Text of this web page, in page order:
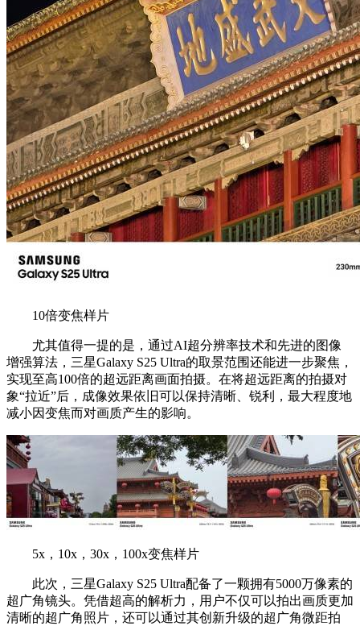
10倍变焦样片
尤其值得一提的是，通过AI超分辨率技术和先进的图像
增强算法，三星Galaxy S25 Ultra的取景范围还能进一步聚焦，
实现至高100倍的超远距离画面拍摄。在将超远距离的拍摄对
象“拉近”后，成像效果依旧可以保持清晰、锐利，最大程度地
减小因变焦而对画质产生的影响。
5x，10x，30x，100x变焦样片
此次，三星Galaxy S25 Ultra配备了一颗拥有5000万像素的
超广角镜头。凭借超高的解析力，用户不仅可以拍出画质更加
清晰的超广角照片，还可以通过其创新升级的超广角微距拍